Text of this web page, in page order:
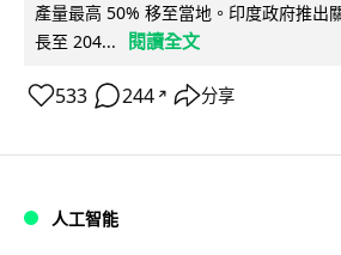
產量最高 50% 移至當地。印度政府推出
長至 204...
閱讀全文
533 244 ↗ 分享
人工智能